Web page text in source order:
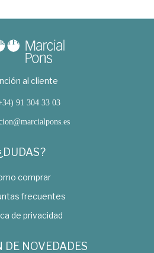
al cliente
91 304 33 03
comprar
frecuentes
de privacidad
DE NOVEDADES